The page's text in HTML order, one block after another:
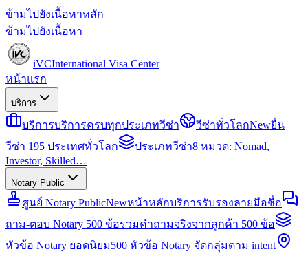
ข้ามไปยังเนื้อหาหลัก
ข้ามไปยังเนื้อหา
iVCInternational Visa Center
หน้าแรก
บริการ
บริการบริการครบทุกประเภทวีซ่า วีซ่าทั่วโลกNewยื่น
วีซ่า 195 ประเทศทั่วโลก
ประเภทวีซ่า8 หมวด: Nomad,
Investor, Skilled…
Notary Public
ศูนย์ Notary PublicNewหน้าหลักบริการรับรองลายมือชื่อ
ถาม-ตอบ Notary 500 ข้อรวมคำถามจริงจากลูกค้า 500 ข้อ
หัวข้อ Notary ยอดนิยม500 หัวข้อ Notary จัดกลุ่มตาม intent